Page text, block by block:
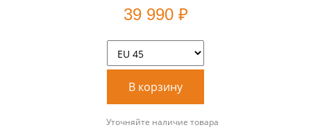
39 990 ₽
В корзину
Уточняйте наличие товара